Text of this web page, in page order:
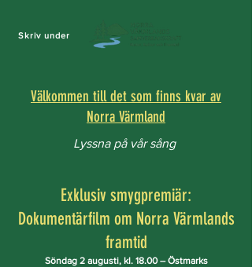
Skriv under
Välkommen till det som finns kvar av
Norra Värmland
Lyssna på vår sång
Exklusiv smygpremiär:
Dokumentärfilm om Norra Värmlands
framtid
Söndag 2 augusti, kl. 18.00 – Östmarks